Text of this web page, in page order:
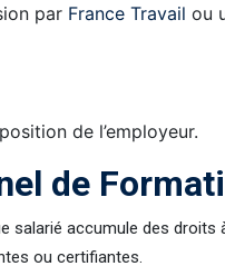
par France Travail ou
de l’employeur.
de
salarié accumule des
ou certifiantes.